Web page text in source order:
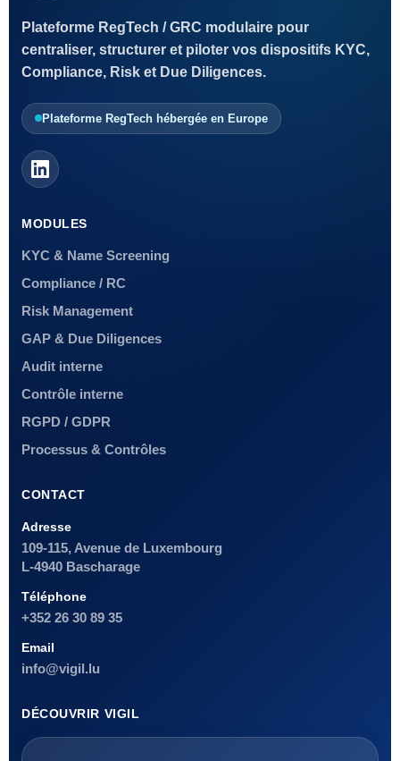
Plateforme RegTech / GRC modulaire pour
centraliser, structurer et piloter vos dispositifs KYC,
Compliance, Risk et Due Diligences.
Plateforme RegTech hébergée en Europe
MODULES
KYC & Name Screening
Compliance / RC
Risk Management
GAP & Due Diligences
Audit interne
Contrôle interne
RGPD / GDPR
Processus & Contrôles
CONTACT
Adresse
109-115, Avenue de Luxembourg
L-4940 Bascharage
Téléphone
+352 26 30 89 35
Email
info@vigil.lu
DÉCOUVRIR VIGIL